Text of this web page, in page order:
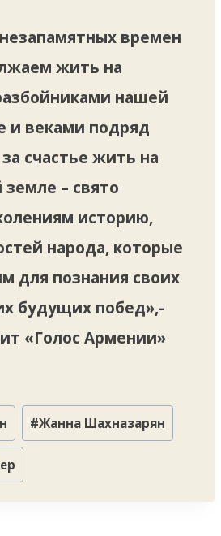
времен
жить на
нашей
и веками подряд
счастье жить на
– свято
историю,
народа, которые
для познания своих
будущих побед»,-
«Голос Армении»
#Жанна Шахназарян